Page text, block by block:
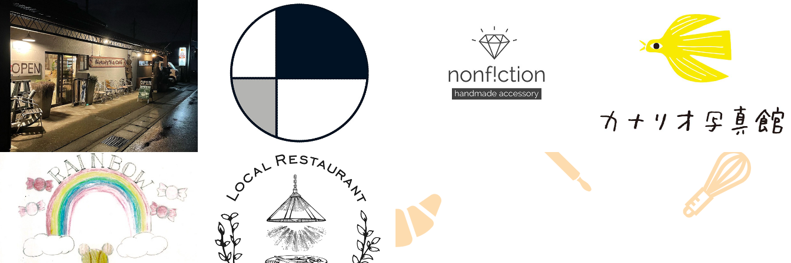
Howdy'S&Cafe restaurant plath nonf!ction カナリオ写真館
RAINBOW LOCAL
RESTAURANT HUT